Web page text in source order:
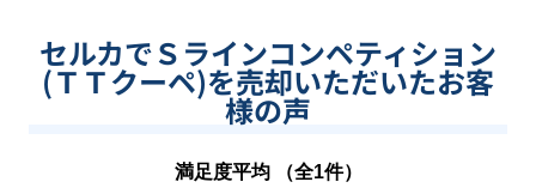
セルカでＳラインコンペティション
(ＴＴクーペ)を売却いただいたお客
様の声
満足度平均 （全1件）